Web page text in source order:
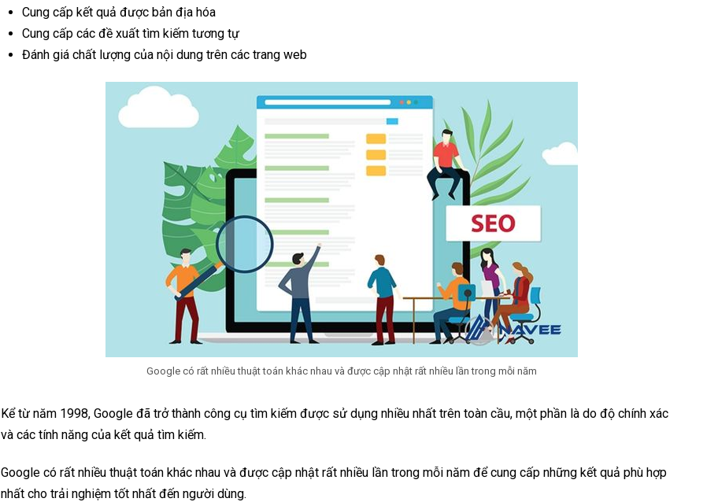
Cung cấp kết quả được bản địa hóa
Cung cấp các đề xuất tìm kiếm tương tự
Đánh giá chất lượng của nội dung trên các trang web
Google có rất nhiều thuật toán khác nhau và được cập nhật rất nhiều lần trong mỗi năm
Kể từ năm 1998, Google đã trở thành công cụ tìm kiếm được sử dụng nhiều nhất trên toàn cầu, một phần là do độ chính xác
và các tính năng của kết quả tìm kiếm.
Google có rất nhiều thuật toán khác nhau và được cập nhật rất nhiều lần trong mỗi năm để cung cấp những kết quả phù hợp
nhất cho trải nghiệm tốt nhất đến người dùng.